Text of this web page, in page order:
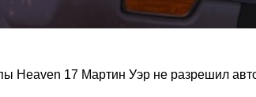
Heaven 17 Мартин Уэр не разрешил